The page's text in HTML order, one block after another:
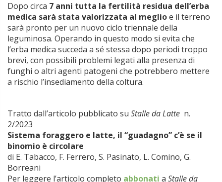
Dopo circa 7 anni tutta la fertilità residua dell’erba
medica sarà stata valorizzata al meglioe il terreno
sarà pronto per un nuovo ciclo triennale della
leguminosa. Operando in questo modo si evita che
l’erba medica succeda a sé stessa dopo periodi troppo
brevi, con possibili problemi legati alla presenza di
funghi o altri agenti patogeni che potrebbero mettere
a rischio l’insediamento della coltura.
Tratto dall’articolo pubblicato su Stalle da Latte n.
2/2023
Sistema foraggero e latte, il “guadagno” c’è se il
binomio è circolare
di E. Tabacco, F. Ferrero, S. Pasinato, L. Comino, G.
Borreani
Per leggere l’articolo completo abbonati a Stalle da